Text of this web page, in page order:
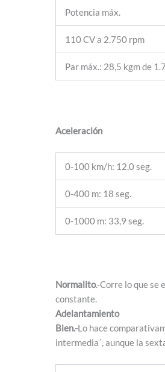
Potencia máx.
110 CV a 2.750 rpm
Par máx.: 28,5 kgm de
Aceleración
0-100 km/h: 12,0 seg.
0-400 m: 18 seg.
0-1000 m: 33,9 seg.
Normalito.-Corre lo que se
constante.
Adelantamiento
Bien.-Lo hace
intermedia´, aunque la